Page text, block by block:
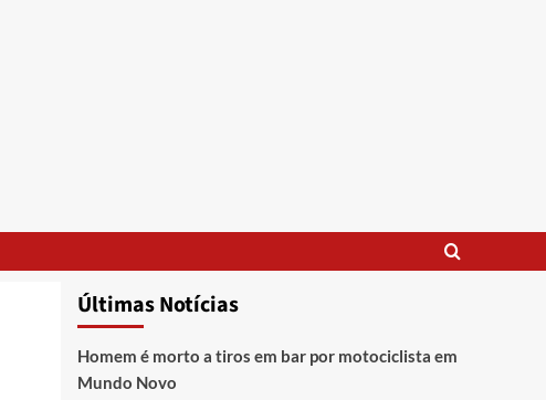
Últimas Notícias
Homem é morto a tiros em bar por motociclista em
Mundo Novo